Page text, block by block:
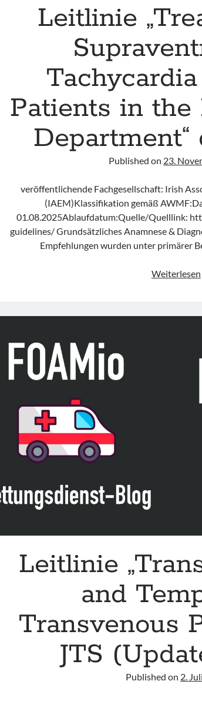
Leitlinie
Patients in the
Published on 23.
veröffentlichende Fachgesellschaft: Irish
(IAEM)Klassifikation gemäß
01.08.2025Ablaufdatum:Quelle/Quelllink:
guidelines/ Grundsätzliches Anamnese &
Empfehlungen wurden unter primärer
Weiterlesen
Leitlinie
and
Transvenous
JTS
Published on 2.